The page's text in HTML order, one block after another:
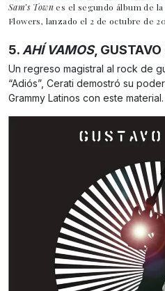
Sam’s Townes el segundo álbum de
Flowers, lanzado el 2 de octubre de
5. AHÍ VAMOS, GUSTAVO
Un regreso magistral al rock de
“Adiós”, Cerati demostró su
Grammy Latinos con este material.